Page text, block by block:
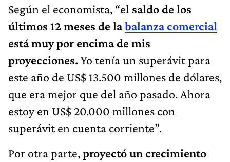
Según el economista, “el saldo de los
últimos 12 meses de labalanza comercial
está muy por encima de mis
proyecciones. Yo tenía un superávit para
este año de US$ 13.500 millones de dólares,
que era mejor que del año pasado. Ahora
estoy en US$ 20.000 millones con
superávit en cuenta corriente”.
Por otra parte,proyectó un crecimiento